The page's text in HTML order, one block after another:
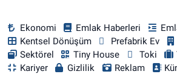
Ekonomi Emlak Haberleri
Kentsel Dönüşüm
Prefabrik Ev
Sektörel
Tiny House Toki
Kariyer
Gizlilik Reklam